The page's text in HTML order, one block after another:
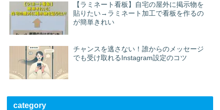
【ラミネート看板】自宅の屋外に掲示物を
貼りたい→ラミネート加工で看板を作るの
が簡単きれい
チャンスを逃さない！誰からのメッセージ
でも受け取れるInstagram設定のコツ
category